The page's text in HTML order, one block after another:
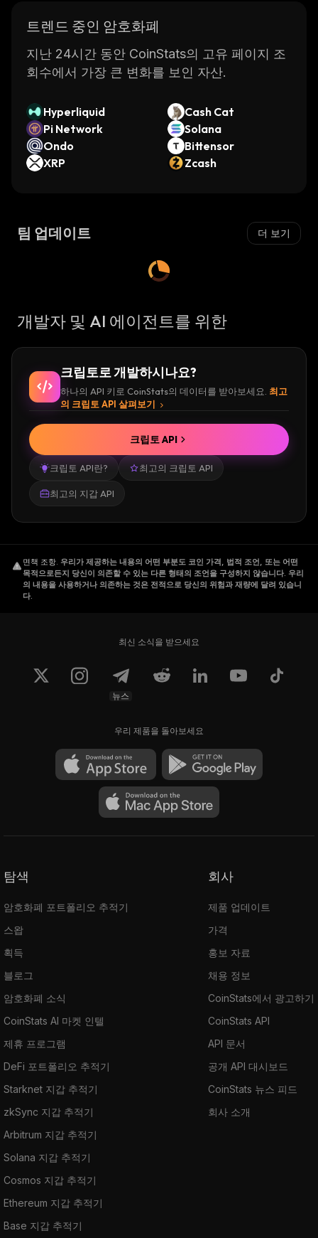
트렌드 중인 암호화폐
지난 24시간 동안 CoinStats의 고유 페이지 조
회수에서 가장 큰 변화를 보인 자산.
Hyperliquid
Cash Cat
Pi Network
Solana
Ondo
Bittensor
XRP
Zcash
팀 업데이트 더 보기
개발자 및 AI 에이전트를 위한
크립토로 개발하시나요?
하나의 API 키로 CoinStats의 데이터를 받아보세요. 최고
의 크립토 API 살펴보기
크립토 API란? 최고의 크립토 API
최고의 지갑 API
크립토 API
면책 조항. 우리가 제공하는 내용의 어떤 부분도 코인 가격, 법적 조언, 또는 어떤
목적으로든지 당신이 의존할 수 있는 다른 형태의 조언을 구성하지 않습니다. 우리
의 내용을 사용하거나 의존하는 것은 전적으로 당신의 위험과 재량에 달려 있습니
다.
최신 소식을 받으세요
뉴스
우리 제품을 돌아보세요
탐색
암호화폐 포트폴리오 추적기
스왑
획득
블로그
암호화폐 소식
CoinStats AI 마켓 인텔
제휴 프로그램
DeFi 포트폴리오 추적기
Starknet 지갑 추적기
zkSync 지갑 추적기
Arbitrum 지갑 추적기
Solana 지갑 추적기
Cosmos 지갑 추적기
Ethereum 지갑 추적기
Base 지갑 추적기
회사
제품 업데이트
가격
홍보 자료
채용 정보
CoinStats에서 광고하기
CoinStats API
API 문서
공개 API 대시보드
CoinStats 뉴스 피드
회사 소개